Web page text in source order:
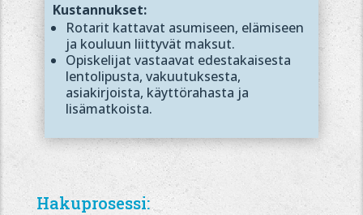
Kustannukset:
Rotarit kattavat asumiseen, elämiseen
ja kouluun liittyvät maksut.
Opiskelijat vastaavat edestakaisesta
lentolipusta, vakuutuksesta,
asiakirjoista, käyttörahasta ja
lisämatkoista.
Hakuprosessi: